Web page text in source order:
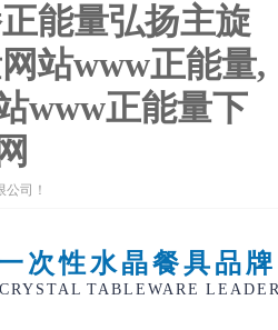
能量弘扬主旋
站www正能量,
www正能量下
！
次性水晶餐具品牌
TABLEWARE